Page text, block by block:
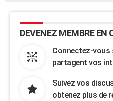
DEVENEZ MEMBRE EN
Connectez-vous
partagent vos
Suivez vos
obtenez plus de